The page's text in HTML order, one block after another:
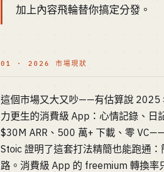
加上內容飛輪替你搞定分發。
01 · 2026 市場現狀
這個市場又大又吵——有估算說 2025
力更生的消費級 App：心情記錄、日
$30M ARR、500 萬+ 下載、零
Stoic 證明了這套打法精簡也能跑通
路。消費級 App 的 freemium 轉換